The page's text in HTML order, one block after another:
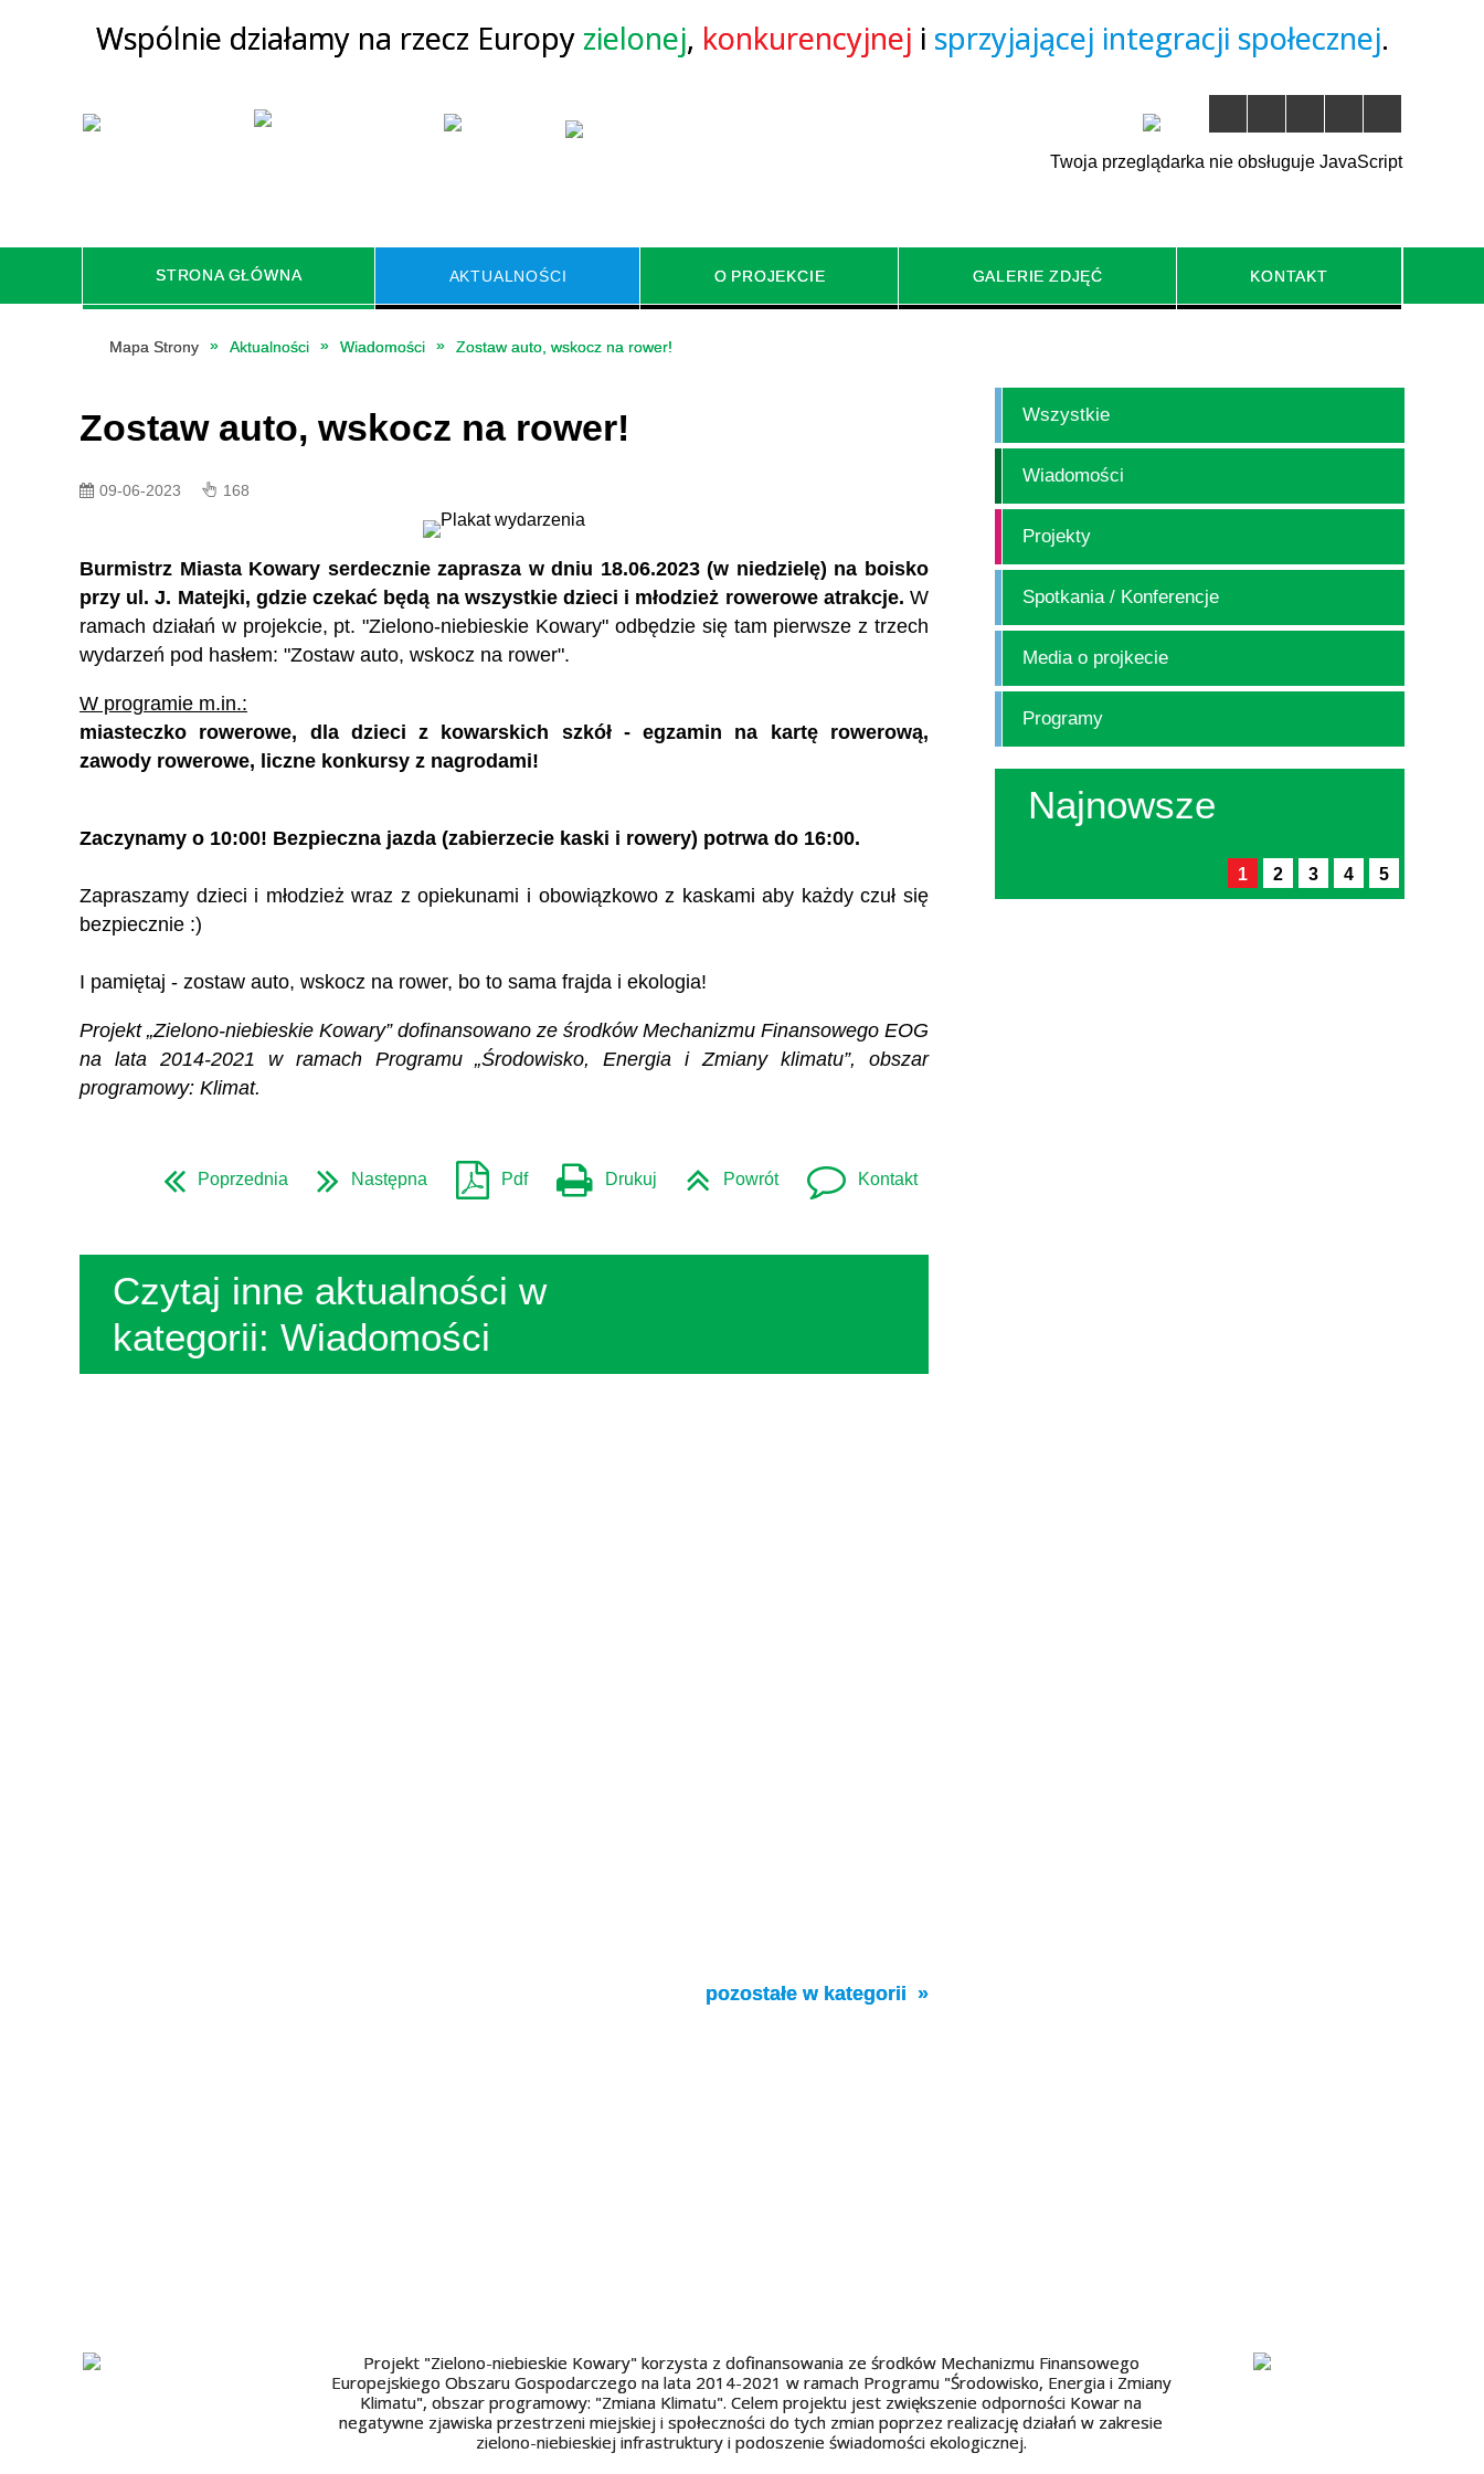
Wspólnie działamy na rzecz Europy zielonej, konkurencyjnej i sprzyjającej integracji społecznej.
Twoja przeglądarka nie obsługuje JavaScript
STRONA GŁÓWNA AKTUALNOŚCI O PROJEKCIE
REMONT PRZEPŁYWOWEGO
W KOWARACH
ZAKUP I MONTAŻ ZBIORNIKÓW
SYSTEM NAWADNIANIA NA
STADIONIE MIEJSKIM
NASADZENIA ZIELENI
ODSKLEPIENIA POWIERZCHNI
NIEPRZEPUSZCZALNYCH
ŚCIANY ZIELENI ZIELONE PRZYSTANKI
POPULARYZACJA JAZDY NA
ROZWIĄZANIA
ENERGOOSZCZĘDNE Z
WSPARCIE MIEJSC CZYNNYCH
BIOLOGICZNIE W NATURALNYM
DZIAŁANIA EDUKACYJNO-
DZIAŁANIA EDUKACYJNO-
DZIAŁANIA EDUKACYJNO-
INFORMACYJNE: KSZTAŁCENIE I
DZIAŁANIA DOT. INFORMACJI I
GALERIE ZDJĘĆ KONTAKT
Mapa Strony Aktualności Wiadomości Zostaw auto, wskocz na rower!
Zostaw auto, wskocz na rower!
09-06-2023 168
Burmistrz Miasta Kowary serdecznie zaprasza w dniu 18.06.2023 (w niedzielę) na boisko
przy ul. J. Matejki, gdzie czekać będą na wszystkie dzieci i młodzież rowerowe atrakcje. W
ramach działań w projekcie, pt. "Zielono-niebieskie Kowary" odbędzie się tam pierwsze z trzech
wydarzeń pod hasłem: "Zostaw auto, wskocz na rower".
W programie m.in.:
miasteczko rowerowe, dla dzieci z kowarskich szkół - egzamin na kartę rowerową,
zawody rowerowe, liczne konkursy z nagrodami!
Zaczynamy o 10:00! Bezpieczna jazda (zabierzecie kaski i rowery) potrwa do 16:00.
Zapraszamy dzieci i młodzież wraz z opiekunami i obowiązkowo z kaskami aby każdy czuł się
bezpiecznie :)
I pamiętaj - zostaw auto, wskocz na rower, bo to sama frajda i ekologia!
Projekt „Zielono-niebieskie Kowary” dofinansowano ze środków Mechanizmu Finansowego EOG
na lata 2014-2021 w ramach Programu „Środowisko, Energia i Zmiany klimatu”, obszar
programowy: Klimat.
Poprzednia Następna Pdf Drukuj Powrót Kontakt
Czytaj inne aktualności w
kategorii: Wiadomości
pozostałe w kategorii
Wszystkie
Wiadomości
Projekty
Spotkania / Konferencje
Media o projkecie
Programy
Najnowsze
1 2 3 4 5
Projekt "Zielono-niebieskie Kowary" korzysta z dofinansowania ze środków Mechanizmu Finansowego
Europejskiego Obszaru Gospodarczego na lata 2014-2021 w ramach Programu "Środowisko, Energia i Zmiany
Klimatu", obszar programowy: "Zmiana Klimatu". Celem projektu jest zwiększenie odporności Kowar na
negatywne zjawiska przestrzeni miejskiej i społeczności do tych zmian poprzez realizację działań w zakresie
zielono-niebieskiej infrastruktury i podoszenie świadomości ekologicznej.